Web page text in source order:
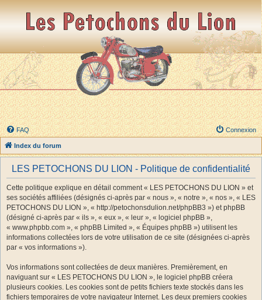
FAQ Connexion
Index du forum
LES PETOCHONS DU LION - Politique de confidentialité
Cette politique explique en détail comment « LES PETOCHONS DU LION » et
ses sociétés affiliées (désignés ci-après par « nous », « notre », « nos », « LES
PETOCHONS DU LION », « http://petochonsdulion.net/phpBB3 ») et phpBB
(désigné ci-après par « ils », « eux », « leur », « logiciel phpBB »,
« www.phpbb.com », « phpBB Limited », « Équipes phpBB ») utilisent les
informations collectées lors de votre utilisation de ce site (désignées ci-après
par « vos informations »).
Vos informations sont collectées de deux manières. Premièrement, en
naviguant sur « LES PETOCHONS DU LION », le logiciel phpBB créera
plusieurs cookies. Les cookies sont de petits fichiers texte stockés dans les
fichiers temporaires de votre navigateur Internet. Les deux premiers cookies